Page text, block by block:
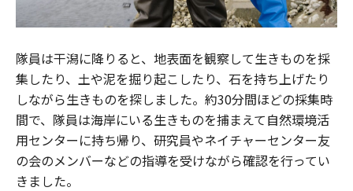
隊員は干潟に降りると、地表面を観察して生きものを採
集したり、土や泥を掘り起こしたり、石を持ち上げたり
しながら生きものを探しました。約30分間ほどの採集時
間で、隊員は海岸にいる生きものを捕まえて自然環境活
用センターに持ち帰り、研究員やネイチャーセンター友
の会のメンバーなどの指導を受けながら確認を行ってい
きました。